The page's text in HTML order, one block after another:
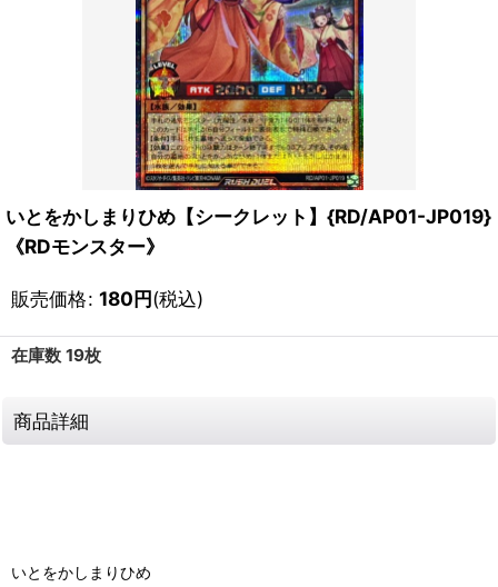
いとをかしまりひめ【シークレット】{RD/AP01-JP019}
《RDモンスター》
販売価格: 180円(税込)
在庫数 19枚
商品詳細
いとをかしまりひめ